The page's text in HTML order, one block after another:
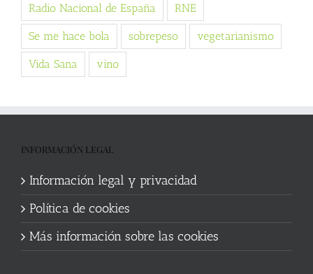
Radio Nacional de España RNE
Se me hace bola sobrepeso vegetarianismo
Vida Sana vino
INFORMACIÓN LEGAL
Información legal y privacidad
Política de cookies
Más información sobre las cookies